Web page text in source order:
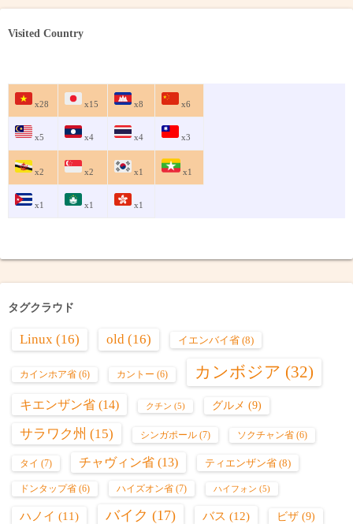
Visited Country
x28 x15 x8 x6
x5 x4 x4 x3
x2 x2 x1 x1
x1 x1 x1
タグクラウド
Linux (16) old (16) イエンバイ省 (8)
カインホア省 (6) カントー (6) カンボジア (32)
キエンザン省 (14) クチン (5) グルメ (9)
サラワク州 (15) シンガポール (7) ソクチャン省 (6)
タイ (7) チャヴィン省 (13) ティエンザン省 (8)
ドンタップ省 (6) ハイズオン省 (7) ハイフォン (5)
ハノイ (11) バイク (17) バス (12) ビザ (9)